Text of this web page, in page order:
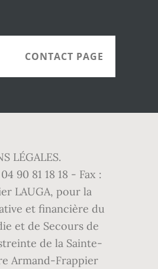
CONTACT PAGE
LÉGALES.
90 81 18 18 - Fax :
LAUGA, pour la
et financière du
et de Secours de
de la Sainte-
Armand-Frappier